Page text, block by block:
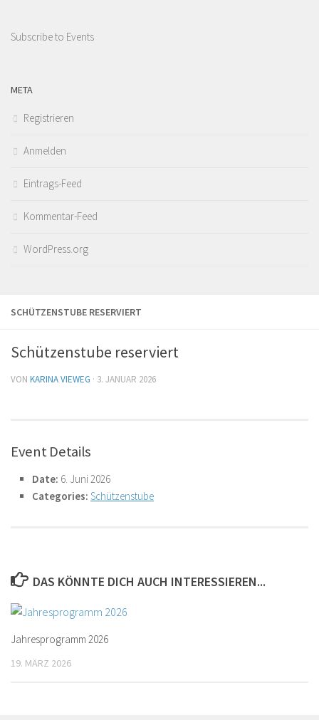
SCHÜTZENSTUBE RESERVIERT
Schützenstube reserviert
VON KARINA VIEWEG · 3. JANUAR 2026
Event Details
Date: 6. Juni 2026
Categories: Schützenstube
DAS KÖNNTE DICH AUCH INTERESSIEREN...
Jahresprogramm 2026
19. MÄRZ 2026
Subscribe to Events
META
Registrieren
Anmelden
Eintrags-Feed
Kommentar-Feed
WordPress.org